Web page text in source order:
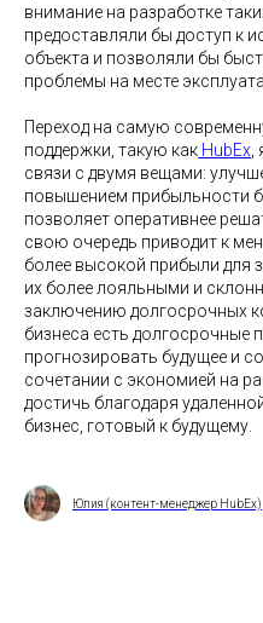
внимание на разработке
предоставляли бы доступ к
объекта и позволяли бы
проблемы на месте
Переход на самую
поддержки, такую как HubEx
связи с двумя вещами:
повышением прибыльности
позволяет оперативнее
свою очередь приводит к
более высокой прибыли для
их более лояльными и
заключению долгосрочных
бизнеса есть долгосрочные
прогнозировать будущее и
сочетании с экономией на
достичь благодаря
бизнес, готовый к будущему.
Юлия (контент-менеджер HubEx)